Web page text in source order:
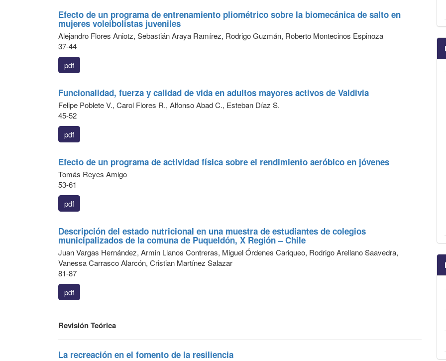
Efecto de un programa de entrenamiento pliométrico sobre la biomecánica de salto en
mujeres voleibolistas juveniles
Alejandro Flores Aniotz, Sebastián Araya Ramírez, Rodrigo Guzmán, Roberto Montecinos Espinoza
37-44
pdf
Funcionalidad, fuerza y calidad de vida en adultos mayores activos de Valdivia
Felipe Poblete V., Carol Flores R., Alfonso Abad C., Esteban Díaz S.
45-52
pdf
Efecto de un programa de actividad física sobre el rendimiento aeróbico en jóvenes
Tomás Reyes Amigo
53-61
pdf
Descripción del estado nutricional en una muestra de estudiantes de colegios
municipalizados de la comuna de Puqueldón, X Región – Chile
Juan Vargas Hernández, Armin Llanos Contreras, Miguel Órdenes Cariqueo, Rodrigo Arellano Saavedra,
Vanessa Carrasco Alarcón, Cristian Martínez Salazar
81-87
pdf
Revisión Teórica
La recreación en el fomento de la resiliencia